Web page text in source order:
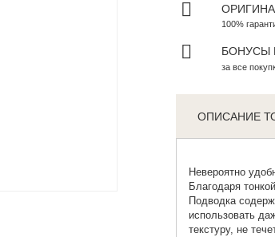
100%
БОНУСЫ
за все
ОПИСАНИЕ
Невероятно
Благодаря
Подводка
использовать
текстуру, не